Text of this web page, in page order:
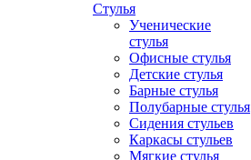
Стулья
Ученические
стулья
Офисные стулья
Детские стулья
Барные стулья
Полубарные стулья
Сидения стульев
Каркасы стульев
Мягкие стулья